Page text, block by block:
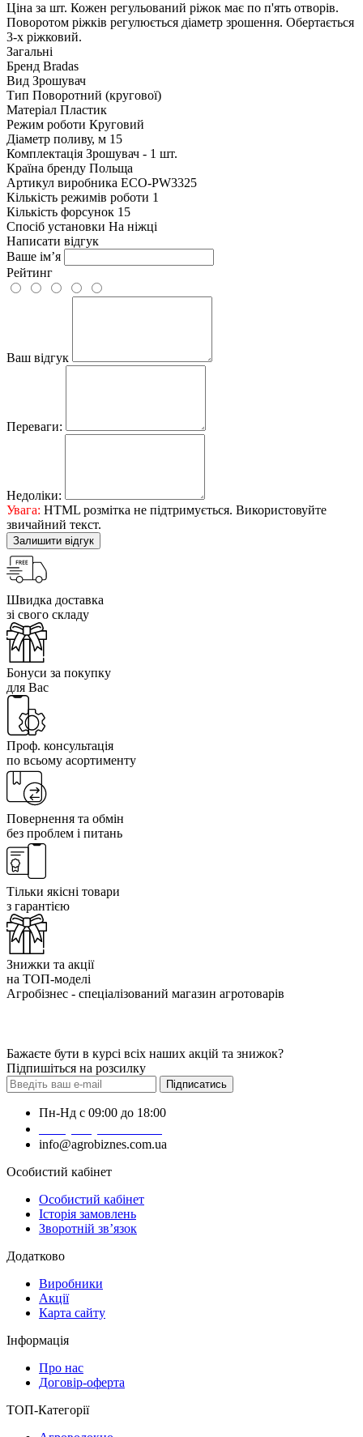
Ціна за шт. Кожен регульований ріжок має по п'ять отворів.
Поворотом ріжків регулюється діаметр зрошення. Обертається
3-х ріжковий.
Загальні
Бренд Bradas
Вид Зрошувач
Тип Поворотний (кругової)
Матеріал Пластик
Режим роботи Круговий
Діаметр поливу, м 15
Комплектація Зрошувач - 1 шт.
Країна бренду Польща
Артикул виробника ECO-PW3325
Кількість режимів роботи 1
Кількість форсунок 15
Спосіб установки На ніжці
Написати відгук
Ваше ім’я
Рейтинг
Ваш відгук
Переваги:
Недоліки:
Увага: HTML розмітка не підтримується. Використовуйте
звичайний текст.
Залишити відгук
Швидка доставка
зі свого складу
Бонуси за покупку
для Вас
Проф. консультація
по всьому асортименту
Повернення та обмін
без проблем і питань
Тільки якісні товари
з гарантією
Знижки та акції
на ТОП-моделі
Агробізнес - спеціалізований магазин агротоварів
Бажаєте бути в курсі всіх наших акцій та знижок?
Підпишіться на розсилку
Підписатись
Пн-Нд с 09:00 до 18:00
info@agrobiznes.com.ua
Особистий кабінет
Особистий кабінет
Історія замовлень
Зворотній зв’язок
Додатково
Виробники
Акції
Карта сайту
Інформація
Про нас
Договір-оферта
ТОП-Категорії